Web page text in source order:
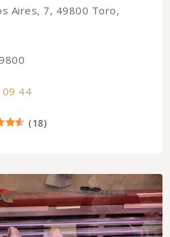
Aires, 7, 49800 Toro,
44
(18)